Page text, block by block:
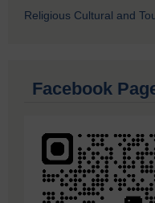
Religious Cultural and
Facebook